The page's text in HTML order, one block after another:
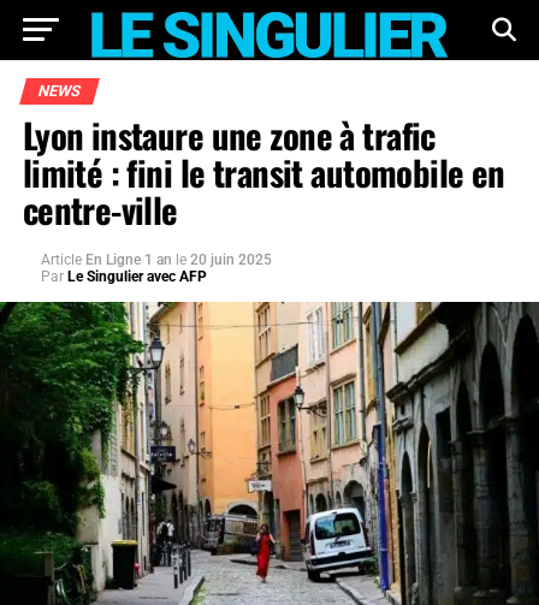
NEWS
Lyon instaure une zone à trafic
limité : fini le transit automobile en
centre-ville
Article En Ligne 1 an le 20 juin 2025
Par Le Singulier avec AFP